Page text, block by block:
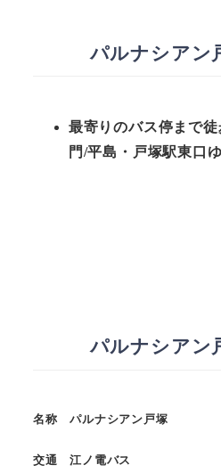
パルナシアン
最寄りのバス停まで
門/平島・戸塚駅東口
パルナシアン
名称 パルナシアン戸塚
交通 江ノ電バス